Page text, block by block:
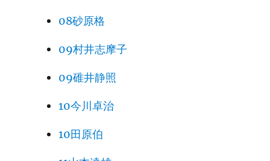
08砂原格
09村井志摩子
09碓井静照
10今川卓治
10田原伯